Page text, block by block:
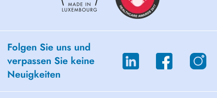
Folgen Sie uns und
verpassen Sie keine
Neuigkeiten